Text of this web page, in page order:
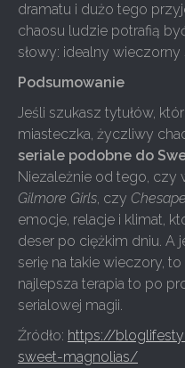
dramatu i dużo tego
chaosu ludzie potrafią
słowy: idealny
Podsumowanie
Jeśli szukasz tytułów,
miasteczka, życzliwy
seriale podobne do
Niezależnie od tego, czy
Gilmore Girls, czy
emocje, relacje i klimat,
deser po ciężkim dniu. A
serię na takie wieczory,
najlepsza terapia to po
serialowej magii.
Źródło: https://
sweet-magnolias/